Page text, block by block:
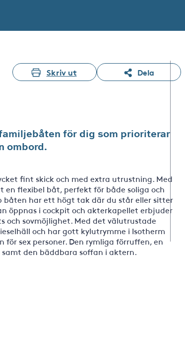
Skriv ut Dela
för dig som prioriterar
ombord.
fint skick och med extra utrustning. Med
flexibel båt, perfekt för både soliga och
har ett högt tak där du står eller sitter
öppnas i cockpit och akterkapellet erbjuder
sovmöjlighet. Med det välutrustade
och har gott kylutrymme i Isotherm
sex personer. Den rymliga förruffen, en
den bäddbara soffan i aktern.